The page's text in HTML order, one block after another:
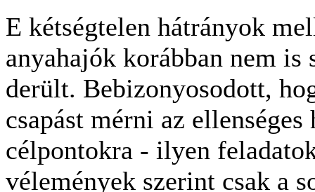
E kétségtelen hátrányok
anyahajók korábban nem
derült. Bebizonyosodott,
csapást mérni az
célpontokra - ilyen
vélemények szerint csak a